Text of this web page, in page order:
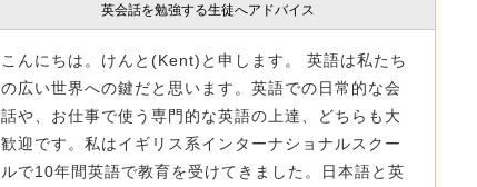
英会話を勉強する生徒へアドバイス
こんにちは。けんと(Kent)と申します。 英語は私たち
の広い世界への鍵だと思います。英語での日常的な会
話や、お仕事で使う専門的な英語の上達、どちらも大
歓迎です。私はイギリス系インターナショナルスクー
ルで10年間英語で教育を受けてきました。日本語と英